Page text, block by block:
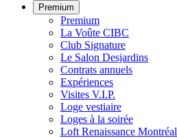
Premium
Premium
La Voûte CIBC
Club Signature
Le Salon Desjardins
Contrats annuels
Expériences
Visites V.I.P.
Loge vestiaire
Loges à la soirée
Loft Renaissance Montréal